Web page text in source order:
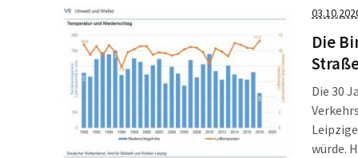
Die
Die 30
würde.